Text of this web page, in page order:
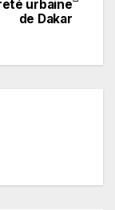
urbaine
de Dakar